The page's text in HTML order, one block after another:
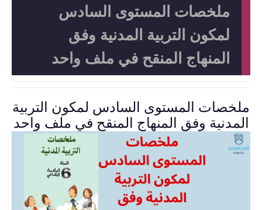
ملخصات المستوى السادس
لمكون التربية المدنية وفق
المنهاج المنقح في ملف واحد
ملخصات المستوى السادس لمكون التربية
المدنية وفق المنهاج المنقح في ملف واحد